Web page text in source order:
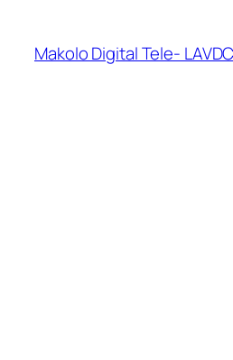
Makolo Digital Tele-